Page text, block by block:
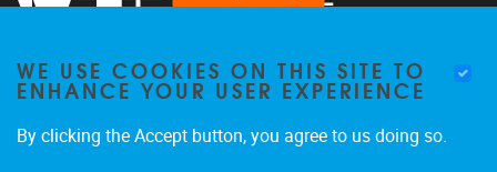
WE USE COOKIES ON THIS SITE TO
ENHANCE YOUR USER EXPERIENCE
By clicking the Accept button, you agree to us doing so.